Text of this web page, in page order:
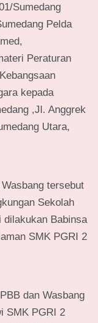
Sumedang
Pelda
Peraturan
kepada
,Jl. Anggrek
Utara,
tersebut
Sekolah
dilakukan Babinsa
SMK PGRI 2
dan Wasbang
SMK PGRI 2